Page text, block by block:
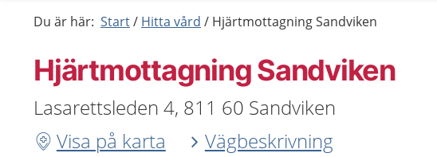
Du är här: Start Hitta vård Hjärtmottagning Sandviken
Hjärtmottagning Sandviken
Lasarettsleden 4, 811 60 Sandviken
Visa på karta
Vägbeskrivning